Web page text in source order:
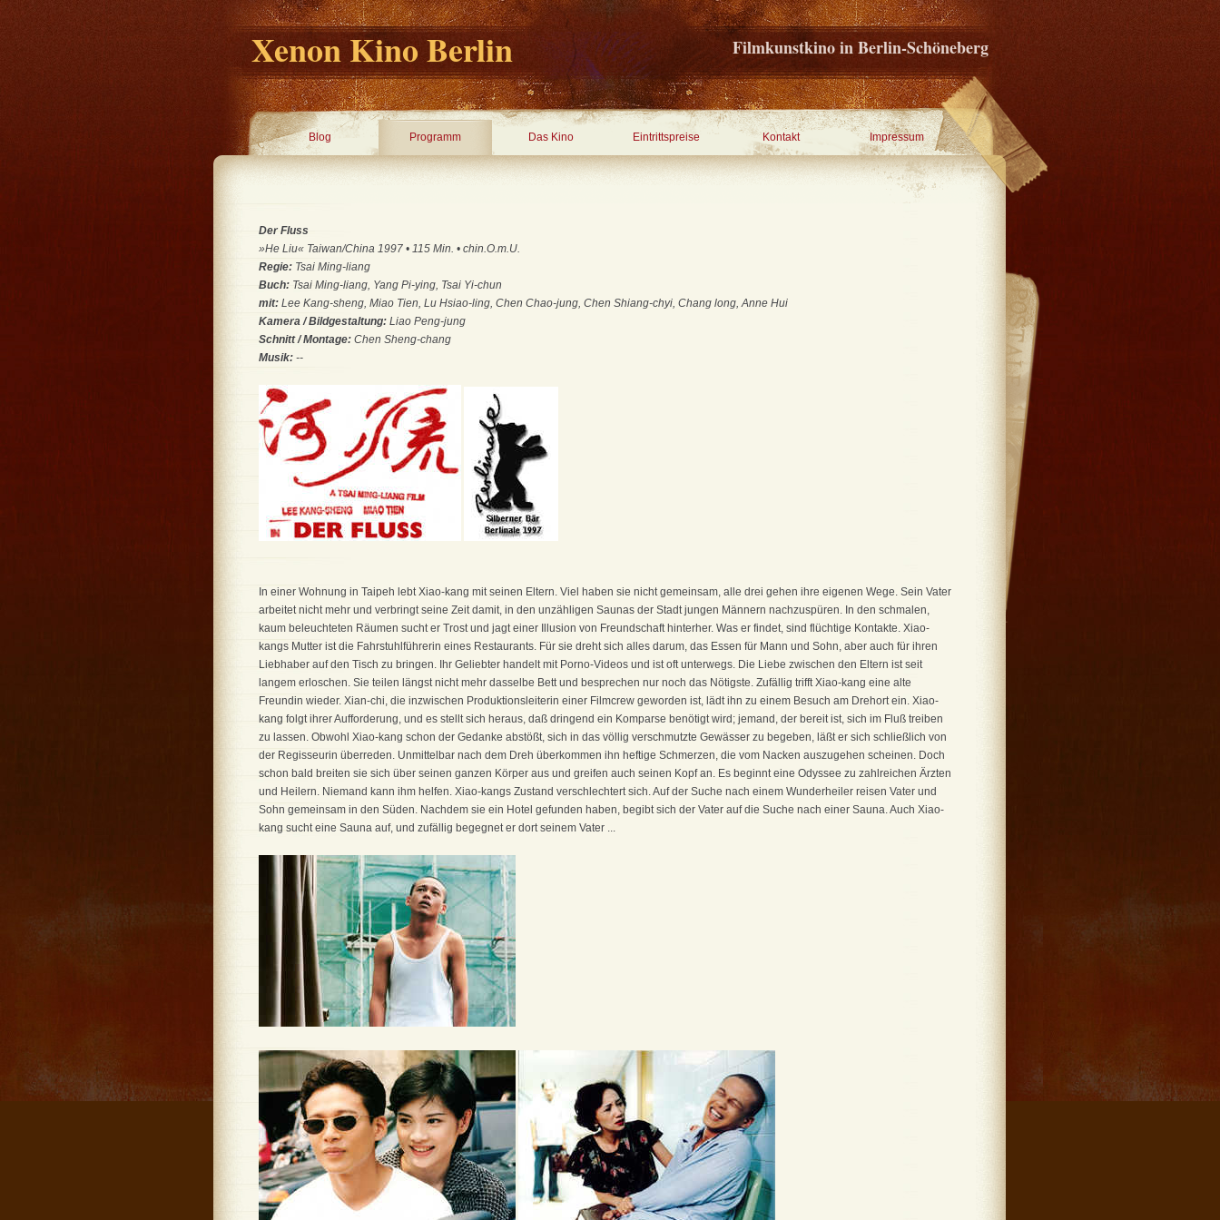
Xenon Kino Berlin Filmkunstkino in Berlin-Schöneberg
Blog Programm Das Kino Eintrittspreise Kontakt Impressum
Der Fluss
»He Liu« Taiwan/China 1997 • 115 Min. • chin.O.m.U.
Regie: Tsai Ming-liang
Buch: Tsai Ming-liang, Yang Pi-ying, Tsai Yi-chun
mit: Lee Kang-sheng, Miao Tien, Lu Hsiao-ling, Chen Chao-jung, Chen Shiang-chyi, Chang long, Anne Hui
Kamera / Bildgestaltung: Liao Peng-jung
Schnitt / Montage: Chen Sheng-chang
Musik: --
In einer Wohnung in Taipeh lebt Xiao-kang mit seinen Eltern. Viel haben sie nicht gemeinsam, alle drei gehen ihre eigenen Wege. Sein Vater
arbeitet nicht mehr und verbringt seine Zeit damit, in den unzähligen Saunas der Stadt jungen Männern nachzuspüren. In den schmalen,
kaum beleuchteten Räumen sucht er Trost und jagt einer Illusion von Freundschaft hinterher. Was er findet, sind flüchtige Kontakte. Xiao-
kangs Mutter ist die Fahrstuhlführerin eines Restaurants. Für sie dreht sich alles darum, das Essen für Mann und Sohn, aber auch für ihren
Liebhaber auf den Tisch zu bringen. Ihr Geliebter handelt mit Porno-Videos und ist oft unterwegs. Die Liebe zwischen den Eltern ist seit
langem erloschen. Sie teilen längst nicht mehr dasselbe Bett und besprechen nur noch das Nötigste. Zufällig trifft Xiao-kang eine alte
Freundin wieder. Xian-chi, die inzwischen Produktionsleiterin einer Filmcrew geworden ist, lädt ihn zu einem Besuch am Drehort ein. Xiao-
kang folgt ihrer Aufforderung, und es stellt sich heraus, daß dringend ein Komparse benötigt wird; jemand, der bereit ist, sich im Fluß treiben
zu lassen. Obwohl Xiao-kang schon der Gedanke abstößt, sich in das völlig verschmutzte Gewässer zu begeben, läßt er sich schließlich von
der Regisseurin überreden. Unmittelbar nach dem Dreh überkommen ihn heftige Schmerzen, die vom Nacken auszugehen scheinen. Doch
schon bald breiten sie sich über seinen ganzen Körper aus und greifen auch seinen Kopf an. Es beginnt eine Odyssee zu zahlreichen Ärzten
und Heilern. Niemand kann ihm helfen. Xiao-kangs Zustand verschlechtert sich. Auf der Suche nach einem Wunderheiler reisen Vater und
Sohn gemeinsam in den Süden. Nachdem sie ein Hotel gefunden haben, begibt sich der Vater auf die Suche nach einer Sauna. Auch Xiao-
kang sucht eine Sauna auf, und zufällig begegnet er dort seinem Vater ...